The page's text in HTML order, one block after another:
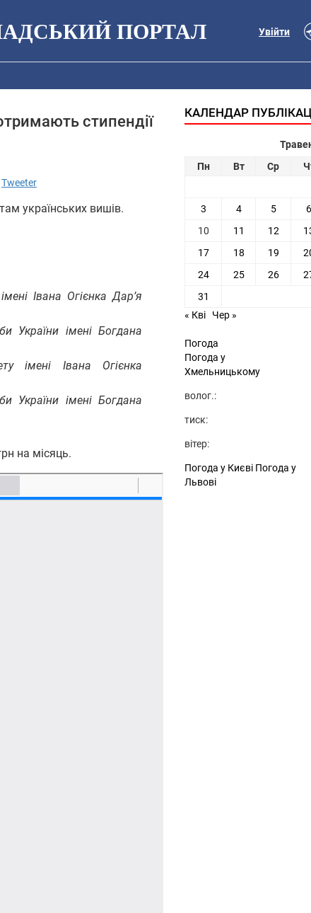
ПОРТАЛ Увійти
стипендії
Tweeter
українських вишів.
Івана Огієнка Дар’я
України імені Богдана
імені Івана Огієнка
України імені Богдана
на місяць.
КАЛЕНДАР
Пн
Вт Ср
3
4 5 6
10
11 12
17
18 19
24
25 26
31
« Кві
Чер »
Погода
Погода у
Хмельницькому
волог.:
тиск:
вітер:
Погода у Києві Погода у
Львові